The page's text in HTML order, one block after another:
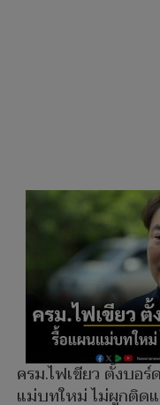
ครม.ไฟเขียว ตั้งบอ
แม่บทใหม่ ไม่ผูกติด